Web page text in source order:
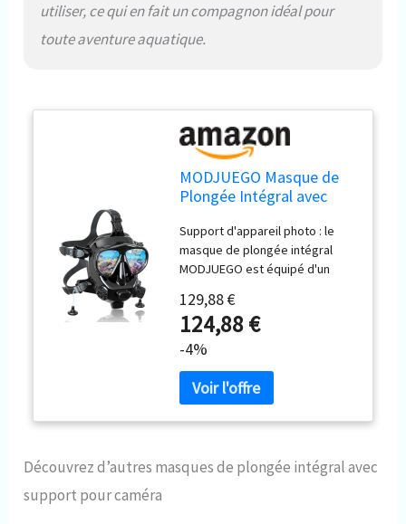
utiliser, ce qui en fait un compagnon idéal pour
toute aventure aquatique.
MODJUEGO Masque de
Plongée Intégral avec
Masque de Plongée
Réglable à 180° pour
Adultes, Anti-buée, Anti-
Fuite, Ensemble de
Dessus Sec
Support d'appareil photo : le
masque de plongée intégral
MODJUEGO est équipé d'un
Vous pouvez facilement fixer
votre appareil photo pour
capturer le moment incroyable
masque de plongée complet
peut être utilisé avec les tankis
SMACO S400/S400 Plus/S400
plongée ou l'exploration
d'épaves et de grottes
129,88 €
124,88 €
-4%
Découvrez d’autres masques de plongée intégral avec
support pour caméra